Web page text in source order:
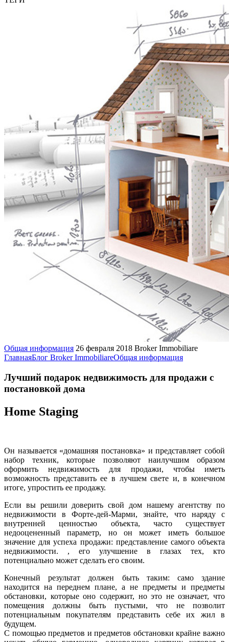
Общая информация 26 февраля 2018 Broker Immobiliare
ГлавнаяБлог Broker ImmobiliareОбщая информация
Лучший подарок недвижимость для продажи с
постановкой дома
Home Staging
Он называется «домашняя постановка» и представляет собой
набор техник, которые позволяют наилучшим образом
оформить недвижимость для продажи, чтобы иметь
возможность представить ее в лучшем свете и, в конечном
итоге, упростить ее продажу.
Если вы решили доверить свой дом нашему агентству по
недвижимости в Форте-дей-Марми, знайте, что наряду с
внутренней ценностью объекта, часто существует
недооцененный параметр, но он может иметь большое
значение для успеха продажи: представление самого объекта
недвижимости. , его улучшение в глазах тех, кто
потенциально может сделать его своим.
Конечный результат должен быть таким: само здание
находится на переднем плане, а не предметы и предметы
обстановки, которые оно содержит, но это не означает, что
помещения должны быть пустыми, что не позволит
потенциальным покупателям представить себе их жил в
будущем.
С помощью предметов и предметов обстановки крайне важно